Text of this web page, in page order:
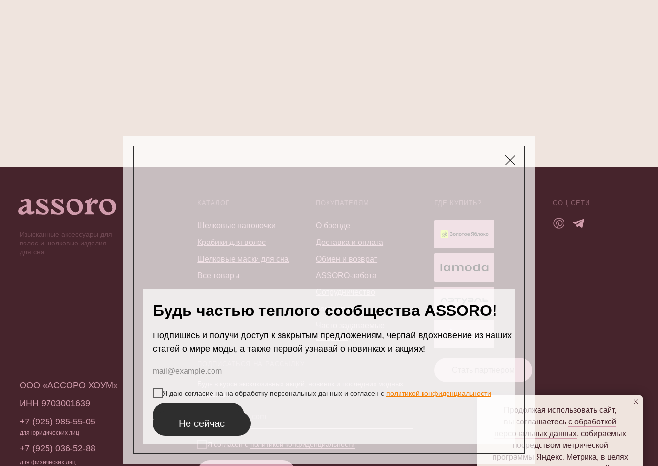
Изысканные аксессуары для
волос и шелковые изделия
для сна
СОЦ.СЕТИ
Шелковые наволочки
для юридических лиц
для физических лиц
ООО «АССОРО ХОУМ»
ИНН 9703001639
Крабики для волос
Шелковые маски для сна
О бренде
Доставка и оплата
Обмен и возврат
Контакты
ASSORO-забота
вопросы
тенденций.
Я согласен сполитикой конфиденциальности
Все товары
+7 (925) 985-55-05
+7 (925) 036-52-88
Я даю согласие на на обработку персональных данных и согласен с политикой конфиденциальности
Не сейчас
Будь частью теплого сообщества ASSORO!
Подпишись и получи доступ к закрытым предложениям, черпай вдохновение из наших
статей о мире моды, а также первой узнавай о новинках и акциях!
Продолжая использовать сайт,
вы соглашаетесь с обработкой
персональных данных, собираемых
посредством метрической
программы Яндекс. Метрика, в целях